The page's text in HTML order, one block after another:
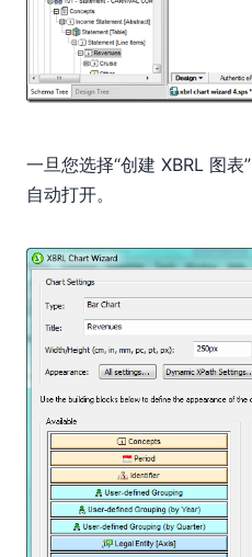
一旦您选择“创建 XBRL 图
自动打开。